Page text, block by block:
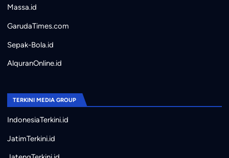
Massa.id
GarudaTimes.com
Sepak-Bola.id
AlquranOnline.id
TERKINI MEDIA GROUP
IndonesiaTerkini.id
JatimTerkini.id